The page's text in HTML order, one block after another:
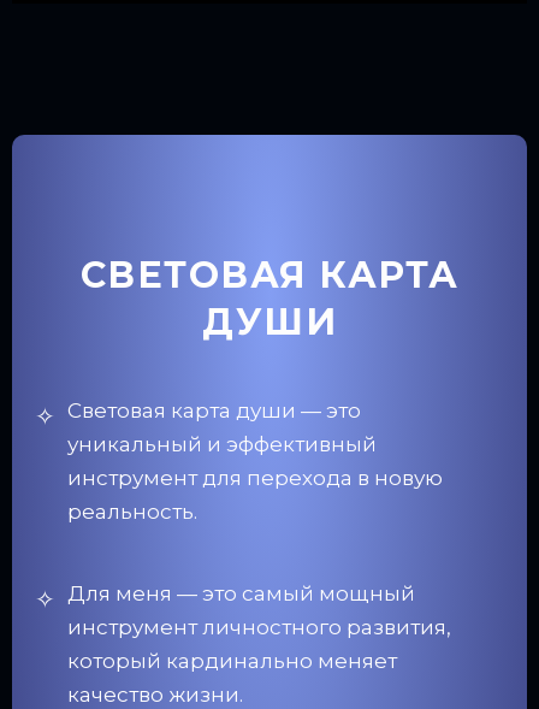
СВЕТОВАЯ КАРТА
ДУШИ
Световая карта души — это
уникальный и эффективный
инструмент для перехода в новую
реальность.
Для меня — это самый мощный
инструмент личностного развития,
который кардинально меняет
качество жизни.